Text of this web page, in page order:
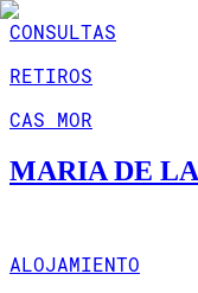
CONSULTAS
RETIROS
CAS MOR
MARIA DE
ALOJAMIENTO